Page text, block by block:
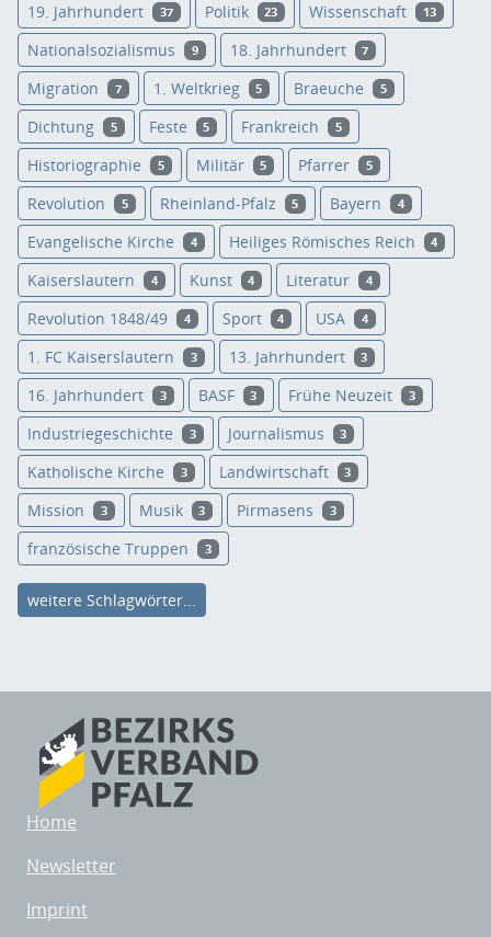
19. Jahrhundert 37 Politik 23 Wissenschaft 13
Nationalsozialismus 9 18. Jahrhundert 7
Migration 7 1. Weltkrieg 5 Braeuche 5
Dichtung 5 Feste 5 Frankreich 5
Historiographie 5 Militär 5 Pfarrer 5
Revolution 5 Rheinland-Pfalz 5 Bayern 4
Evangelische Kirche 4 Heiliges Römisches Reich 4
Kaiserslautern 4 Kunst 4 Literatur 4
Revolution 1848/49 4 Sport 4 USA 4
1. FC Kaiserslautern 3 13. Jahrhundert 3
16. Jahrhundert 3 BASF 3 Frühe Neuzeit 3
Industriegeschichte 3 Journalismus 3
Katholische Kirche 3 Landwirtschaft 3
Mission 3 Musik 3 Pirmasens 3
französische Truppen 3
weitere Schlagwörter...
Home
Newsletter
Imprint